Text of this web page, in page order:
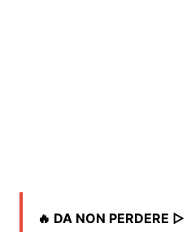
🔥 DA NON PERDERE ▷